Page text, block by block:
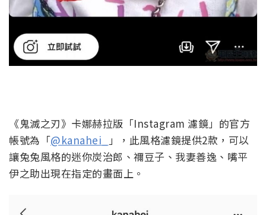
《鬼滅之刃》卡娜赫拉版「Instagram 濾鏡」的官方
帳號為「@kanahei_ 」，此風格濾鏡提供2款，可以
讓兔兔風格的迷你炭治郎、禰豆子、我妻善逸、嘴平
伊之助出現在指定的畫面上。